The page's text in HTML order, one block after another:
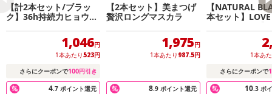
【計2本セット/ブラッ
ク】36h持続力ヒョウ柄
イライナー&マスカラセ
1,046円
1本あたり523円
さらにクーポンで100円引き
4.7 ポイント還元
【2本セット】美まつげ
贅沢ロングマスカラ
1,975円
1本あたり 987.5円
8.9 ポイント還元
【NATURAL
本セット】
R MASCARA【
1本あ
さらにクーポンで
10.3 ポ